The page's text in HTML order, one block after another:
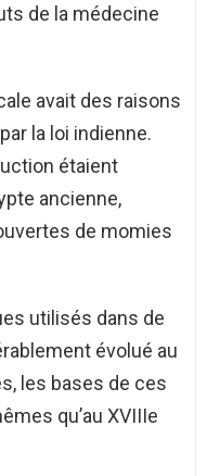
de la médecine
avait des raisons
la loi indienne.
étaient
ancienne,
de momies
utilisés dans de
évolué au
les bases de ces
qu’au XVIIIe